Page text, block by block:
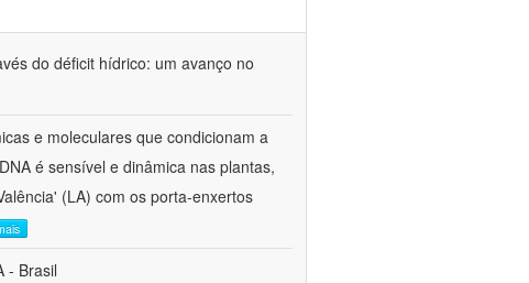
do déficit hídrico: um avanço no
e moleculares que condicionam a
é sensível e dinâmica nas plantas,
(LA) com os porta-enxertos
- Brasil